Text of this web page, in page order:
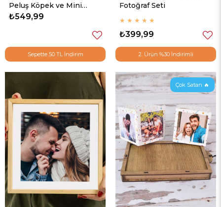
Peluş Köpek ve Mini
Çerçeve
₺549,99
Sepette 50 TL İndirim
Fotoğraf Seti
★ ★ ★ ★ ★
₺399,99
2. Ürün %30 İndirimli
Çok Satan 🔥